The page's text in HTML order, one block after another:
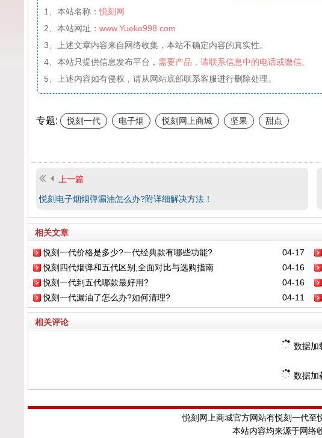
1、本站名称：悦刻网
2、本站网址： www.Yueke998.com
3、上述文章内容来自网络收集，本站不确定内容的真实性。
4、本站只提供信息发布平台， 需要产品，请联系信息中的电话或微信。
5、上述内容如有侵权，请从网站底部联系客服进行删除处理。
专题: 悦刻一代 电子烟 悦刻网上商城 坚果 甜点
上一篇
悦刻电子烟烟弹漏油怎么办?附详细解决方法！
相关文章
04-17
悦刻一代价格是多少?一代经典款有哪些功能?
04-16
悦刻四代烟弹和五代区别,全面对比与选购指南
04-16
悦刻一代到五代哪款最好用?
04-11
悦刻一代漏油了怎么办?如何清理?
相关评论
数据加
数据加
悦刻网上商城官方网站有悦刻一代至
本站内容均来源于网络